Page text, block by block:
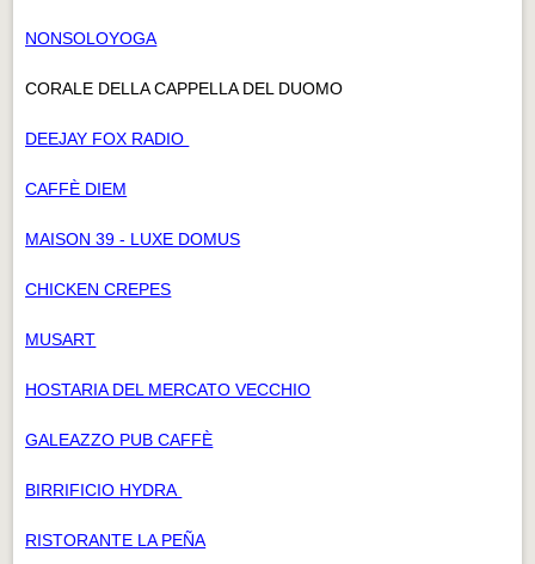
NONSOLOYOGA
CORALE DELLA CAPPELLA DEL DUOMO
DEEJAY FOX RADIO
CAFFÈ DIEM
MAISON 39 - LUXE DOMUS
CHICKEN CREPES
MUSART
HOSTARIA DEL MERCATO VECCHIO
GALEAZZO PUB CAFFÈ
BIRRIFICIO HYDRA
RISTORANTE LA PEÑA